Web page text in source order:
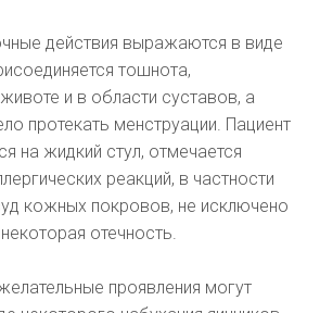
действия выражаются в виде
тошнота,
и в области суставов, а
протекать менструации. Пациент
на жидкий стул, отмечается
реакций, в частности
кожных покровов, не исключено
отечность.
проявления могут